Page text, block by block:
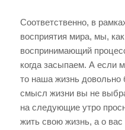
Соответственно, в
восприятия мира, мы,
воспринимающий
когда засыпаем. А если
то наша жизнь
смысл жизни вы не
на следующие утро
жить свою жизнь, а о